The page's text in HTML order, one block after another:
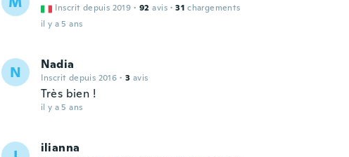
Inscrit depuis 2019 · 92 avis · 31 chargements
il y a 5 ans
N Nadia
Inscrit depuis 2016 · 3 avis
Très bien !
il y a 5 ans
ilianna